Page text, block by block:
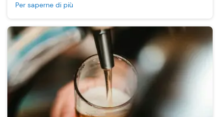
Per saperne di più